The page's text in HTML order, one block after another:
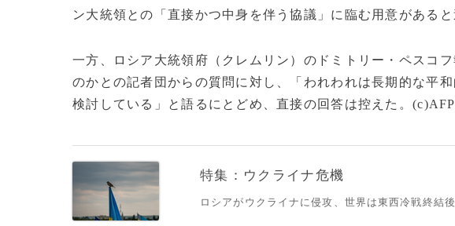
ン大統領との「直接かつ中身を伴う協議」に臨む用意があると
一方、ロシア大統領府（クレムリン）のドミトリー・ペスコ
のかとの記者団からの質問に対し、「われわれは長期的な平
検討している」と語るにとどめ、直接の回答は控えた。
特集：ウクライナ危機
ロシアがウクライナに侵攻、世界は東西冷戦終結